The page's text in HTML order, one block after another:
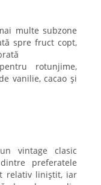
multe subzone
spre fruct copt,
rotunjime,
vanilie, cacao și
vintage clasic
preferatele
relativ liniștit, iar